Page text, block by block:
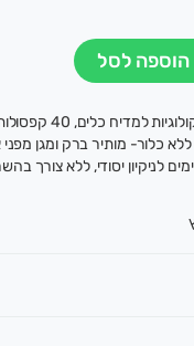
הוספה לסל
כלור- מותיר ברק ומגן מפני
לניקיון יסודי, ללא צורך